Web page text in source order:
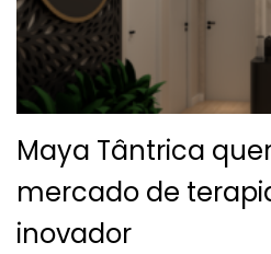
Maya Tântrica
mercado de
inovador